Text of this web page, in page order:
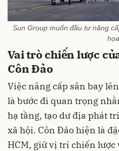
Sun Group muốn đầu tư nâng
họa
Vai trò chiến lược
Côn Đảo
Việc nâng cấp sân bay
là bước đi quan trọng
hạ tầng, tạo dư địa phát
xã hội. Côn Đảo hiện là
HCM, giữ vị trí chiến